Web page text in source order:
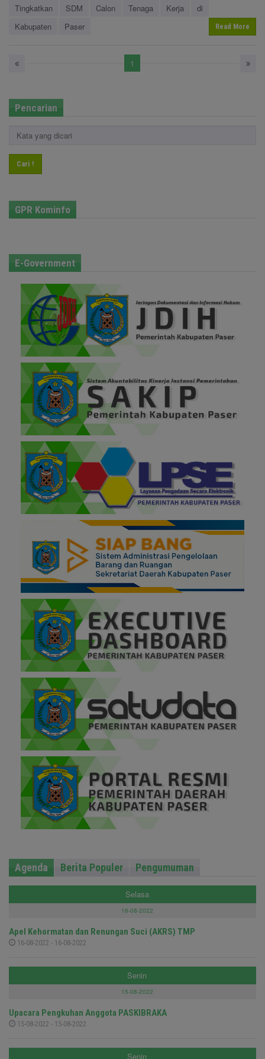
Tingkatkan
SDM Calon Tenaga Kerja
di
Kabupaten
Paser Read More
1
Pencarian
Cari !
GPR Kominfo
E-Government
Agenda Berita Populer Pengumuman
Selasa
16-08-2022
Apel Kehormatan dan Renungan Suci (AKRS) TMP
16-08-2022 - 16-08-2022
Senin
15-08-2022
Upacara Pengkuhan Anggota PASKIBRAKA
15-08-2022 - 15-08-2022
Senin